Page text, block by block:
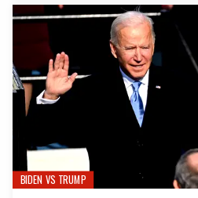
BIDEN VS TRUMP